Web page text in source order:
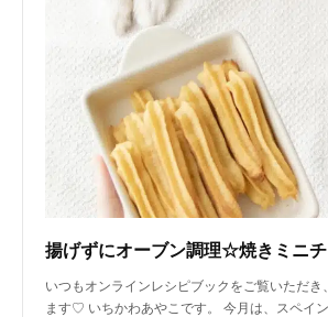
いつもオンラインレシピブックをご覧いただ
ます♡ いちかわあやこです。 今月は、スペイ